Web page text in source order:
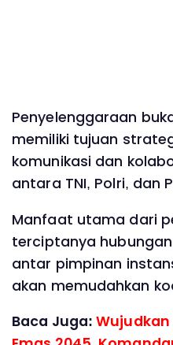
Penyelenggaraan
memiliki tujuan
komunikasi dan
antara TNI, Polri, dan
Manfaat utama dari
terciptanya
antar pimpinan
akan memudahkan
Baca Juga:Wujudkan